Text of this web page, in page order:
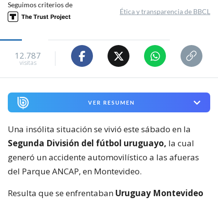
Seguimos criterios de
Ética y transparencia de BBCL
12.787
visitas
VER RESUMEN
Una insólita situación se vivió este sábado en la
Segunda División del fútbol uruguayo, la cual
generó un accidente automovilístico a las afueras
del Parque ANCAP, en Montevideo.
Resulta que se enfrentaban Uruguay Montevideo